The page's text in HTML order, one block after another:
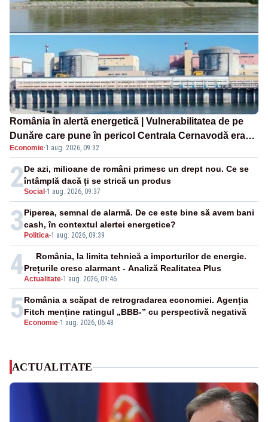
România în alertă energetică | Vulnerabilitatea de pe
Dunăre care pune în pericol Centrala Cernavodă era
cunoscută de pe vremea lui Ceaușescu
Economie·1 aug. 2026, 09:32
2Social -1 aug. 2026, 09:37
De azi, milioane de români primesc un drept nou. Ce se
întâmplă dacă ți se strică un produs
3 Politica-1 aug. 2026, 09:39
Piperea, semnal de alarmă. De ce este bine să avem bani
cash, în contextul alertei energetice?
4Actualitate-1 aug. 2026, 09:46
România, la limita tehnică a importurilor de energie.
Prețurile cresc alarmant - Analiză Realitatea Plus
5 Economie-1 aug. 2026, 06:48
România a scăpat de retrogradarea economiei. Agenția
Fitch menține ratingul „BBB-” cu perspectivă negativă
ACTUALITATE